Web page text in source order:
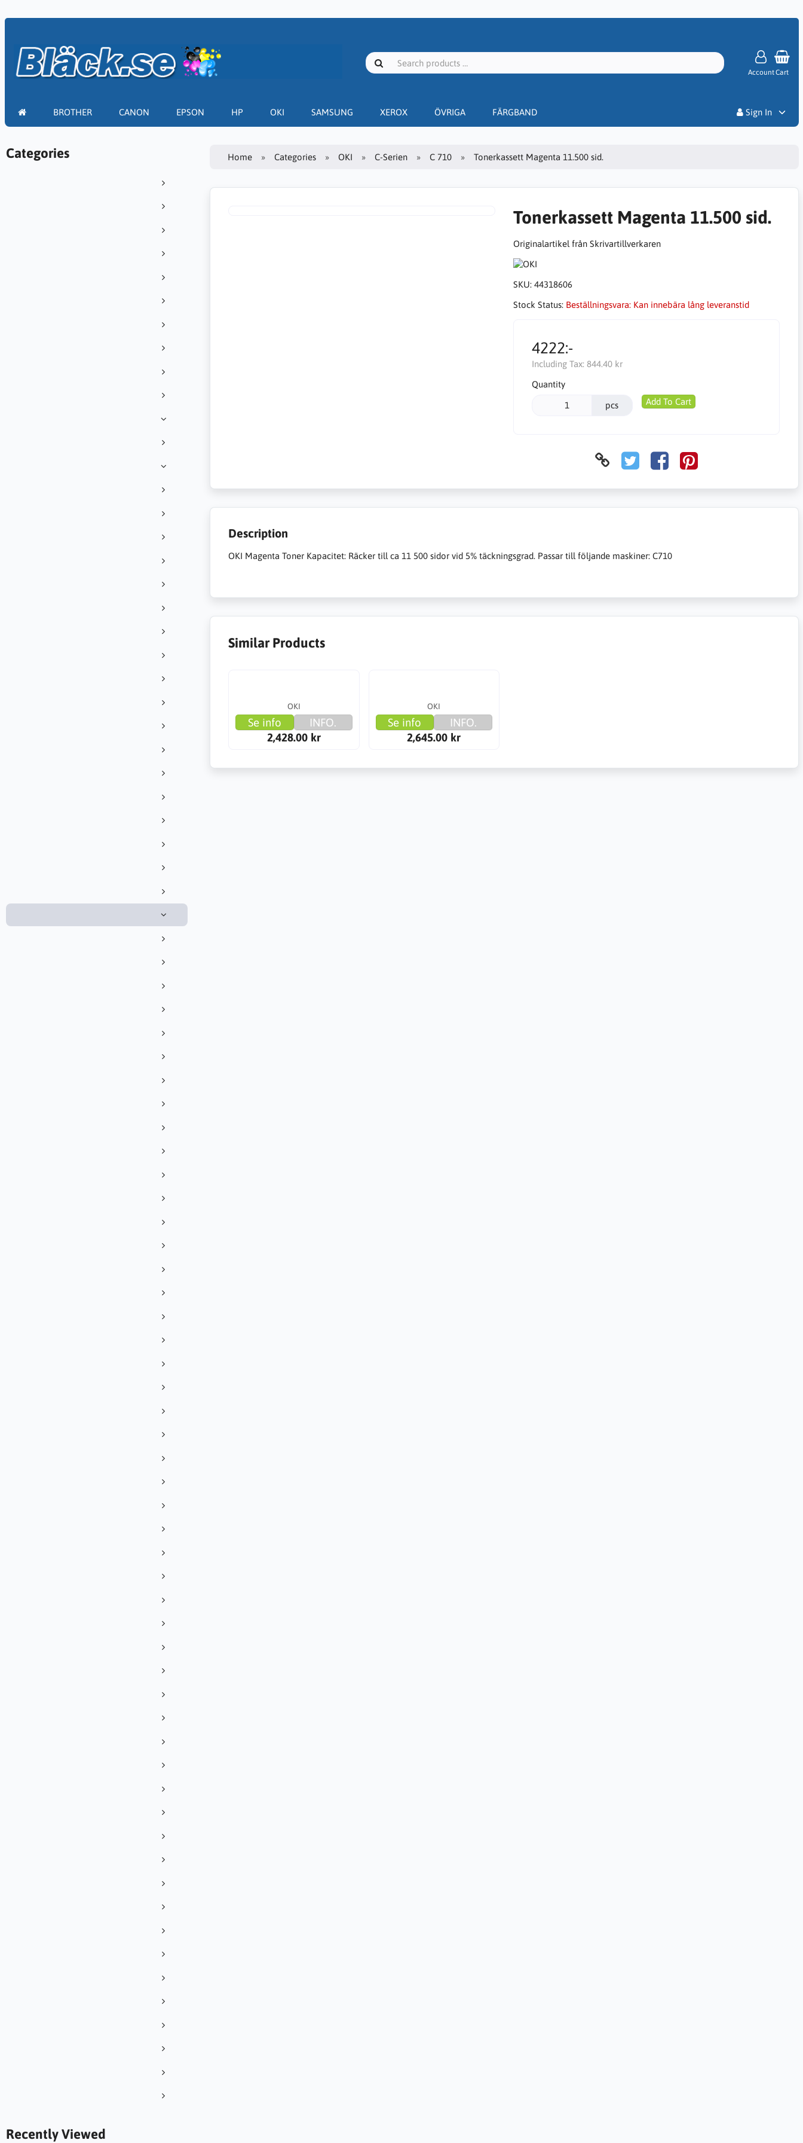
AccountCart
BROTHER CANON EPSON HP OKI SAMSUNG XEROX ÖVRIGA FÄRGBAND
Sign In
Categories
Recently Viewed
Home Categories OKI C-Serien C 710 Tonerkassett Magenta 11.500 sid.
Tonerkassett Magenta 11.500 sid.
Originalartikel från Skrivartillverkaren
SKU: 44318606
Stock Status: Beställningsvara: Kan innebära lång leveranstid
4222:-
Including Tax: 844.40 kr
Quantity
pcs Add To Cart
Description
OKI Magenta Toner Kapacitet: Räcker till ca 11 500 sidor vid 5% täckningsgrad. Passar till följande maskiner: C710
Similar Products
OKI
Se info
INFO.
2,428.00 kr
OKI
Se info
INFO.
2,645.00 kr